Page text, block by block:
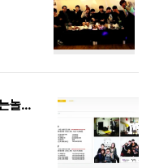
사진 영상 스튜디오 이용 안내 @맛있는놀이터